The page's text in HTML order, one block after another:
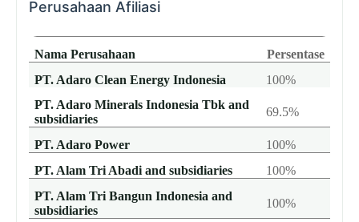
Perusahaan Afiliasi
Nama Perusahaan
Persentase
PT. Adaro Clean Energy Indonesia
100%
PT. Adaro Minerals Indonesia Tbk and
subsidiaries
69.5%
PT. Adaro Power
100%
PT. Alam Tri Abadi and subsidiaries
100%
PT. Alam Tri Bangun Indonesia and
subsidiaries
100%